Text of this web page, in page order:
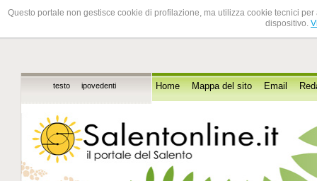
Questo portale non gestisce cookie di profilazione, ma utilizza cookie tecnici
dispositivo.
testo ipovedenti Home Mappa del sito Email